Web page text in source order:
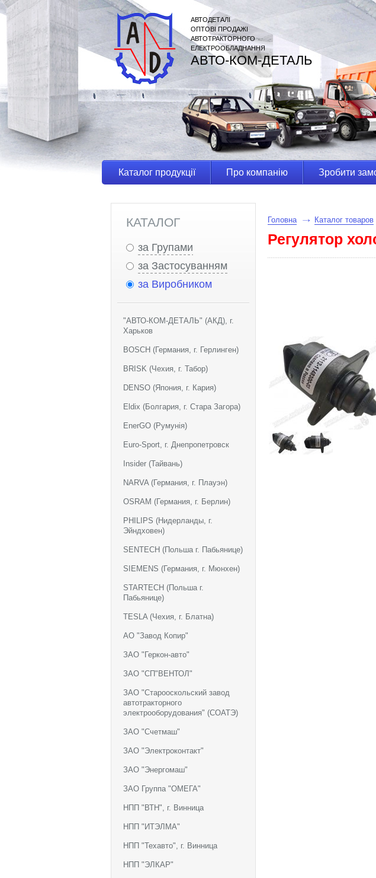
АВТОДЕТАЛІ
ОПТОВІ ПРОДАЖІ
АВТОТРАКТОРНОГО
ЕЛЕКТРООБЛАДНАННЯ
АВТО-КОМ-ДЕТАЛЬ
Каталог продукції Про компанію Зробити
КАТАЛОГ
за Групами
за Застосуванням
за Виробником
"АВТО-КОМ-ДЕТАЛЬ" (АКД), г.
Харьков
BOSCH (Германия, г. Герлинген)
BRISK (Чехия, г. Табор)
DENSO (Япония, г. Кария)
Eldix (Болгария, г. Стара Загора)
EnerGO (Румунія)
Euro-Sport, г. Днепропетровск
Insider (Тайвань)
NARVA (Германия, г. Плауэн)
OSRAM (Германия, г. Берлин)
PHILIPS (Нидерланды, г.
Эйндховен)
SENTECH (Польша г. Пабьянице)
SIEMENS (Германия, г. Мюнхен)
STARTECH (Польша г.
Пабьянице)
TESLA (Чехия, г. Блатна)
АО "Завод Копир"
ЗАО "Геркон-авто"
ЗАО "СП"ВЕНТОЛ"
ЗАО "Старооскольский завод
автотракторного
электрооборудования" (СОАТЭ)
ЗАО "Счетмаш"
ЗАО "Электроконтакт"
ЗАО "Энергомаш"
ЗАО Группа "ОМЕГА"
НПП "ВТН", г. Винница
НПП "ИТЭЛМА"
НПП "Техавто", г. Винница
НПП "ЭЛКАР"
Головна Каталог товаров
Регулятор